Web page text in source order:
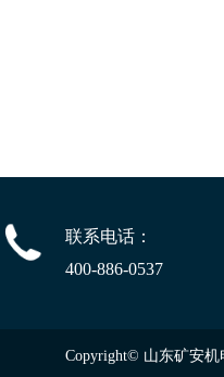
联系电话：
400-886-0537
Copyright© 山东矿安